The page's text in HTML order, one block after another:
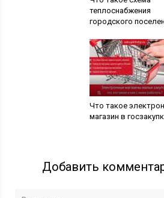
теплоснабжения
городского
Что такое
магазин в
Добавить